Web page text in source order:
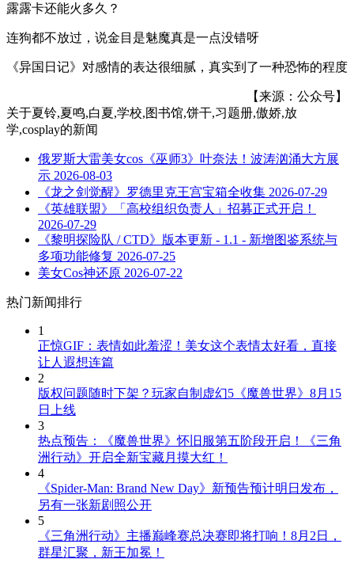
露露卡还能火多久？
连狗都不放过，说金目是魅魔真是一点没错呀
《异国日记》对感情的表达很细腻，真实到了一种恐怖的程度
【来源：公众号】
关于夏铃,夏鸣,白夏,学校,图书馆,饼干,习题册,傲娇,放
学,cosplay的新闻
俄罗斯大雷美女cos《巫师3》叶奈法！波涛汹涌大方展
示 2026-08-03
《龙之剑觉醒》罗德里克王宫宝箱全收集 2026-07-29
《英雄联盟》「高校组织负责人」招募正式开启！
2026-07-29
《黎明探险队 / CTD》版本更新 - 1.1 - 新增图鉴系统与
多项功能修复 2026-07-25
美女Cos神还原 2026-07-22
热门新闻排行
1
正惊GIF：表情如此羞涩！美女这个表情太好看，直接
让人遐想连篇
2
版权问题随时下架？玩家自制虚幻5《魔兽世界》8月15
日上线
3
热点预告：《魔兽世界》怀旧服第五阶段开启！《三角
洲行动》开启全新宝藏月摸大红！
4
《Spider-Man: Brand New Day》新预告预计明日发布，
另有一张新剧照公开
5
《三角洲行动》主播巅峰赛总决赛即将打响！8月2日，
群星汇聚，新王加冕！